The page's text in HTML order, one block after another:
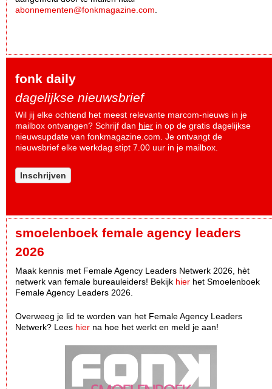
abonnementen@fonkmagazine.com
fonk daily
dagelijkse nieuwsbrief
Wil jij elke ochtend het meest relevante marcom-nieuws in je
mailbox ontvangen? Schrijf dan hier in op de gratis dagelijkse
nieuwsupdate van fonkmagazine.com. Je ontvangt de
nieuwsbrief elke werkdag stipt 7.00 uur in je mailbox.
Inschrijven
smoelenboek female agency leaders
2026
Maak kennis met Female Agency Leaders Netwerk 2026, hèt
netwerk van female bureauleiders! Bekijk hier het Smoelenboek
Female Agency Leaders 2026.
Overweeg je lid te worden van het Female Agency Leaders
Netwerk? Lees hier na hoe het werkt en meld je aan!